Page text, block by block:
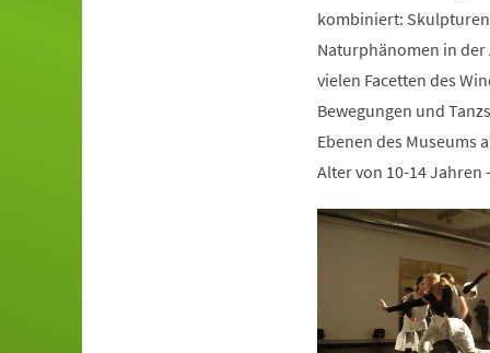
kombiniert:
Naturphänomen in der
vielen Facetten des
Bewegungen und
Ebenen des Museums
Alter von 10-14 Jahren